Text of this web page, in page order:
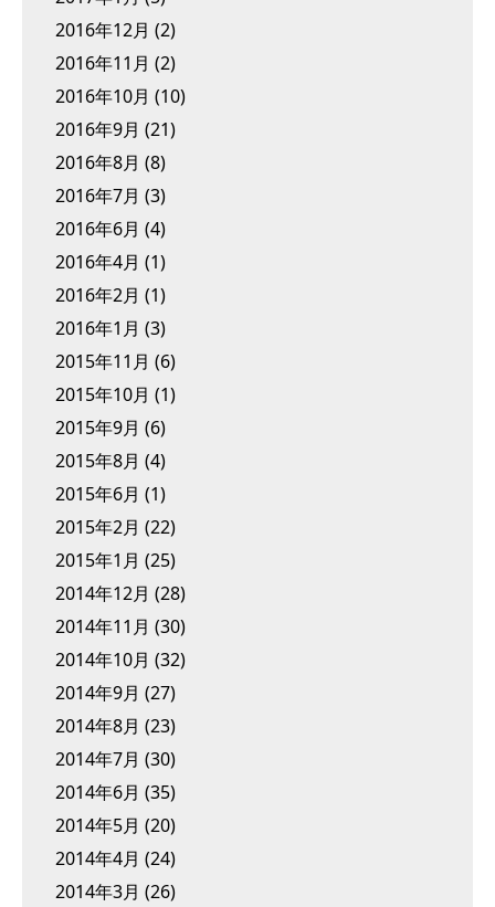
2016年12月 (2)
2016年11月 (2)
2016年10月 (10)
2016年9月 (21)
2016年8月 (8)
2016年7月 (3)
2016年6月 (4)
2016年4月 (1)
2016年2月 (1)
2016年1月 (3)
2015年11月 (6)
2015年10月 (1)
2015年9月 (6)
2015年8月 (4)
2015年6月 (1)
2015年2月 (22)
2015年1月 (25)
2014年12月 (28)
2014年11月 (30)
2014年10月 (32)
2014年9月 (27)
2014年8月 (23)
2014年7月 (30)
2014年6月 (35)
2014年5月 (20)
2014年4月 (24)
2014年3月 (26)